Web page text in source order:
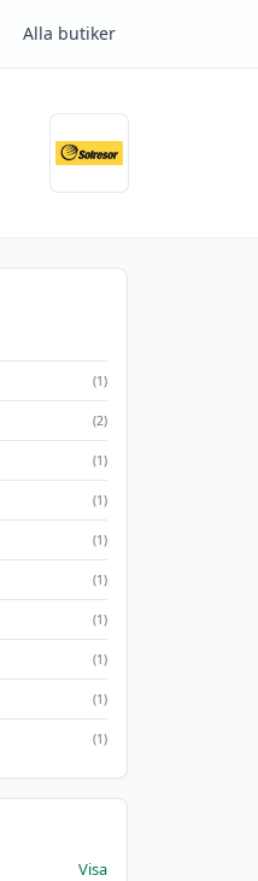
Alla butiker
(1)
(2)
(1)
(1)
(1)
(1)
(1)
(1)
(1)
(1)
Visa